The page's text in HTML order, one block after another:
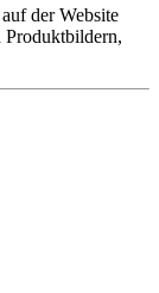
der Website
Produktbildern,